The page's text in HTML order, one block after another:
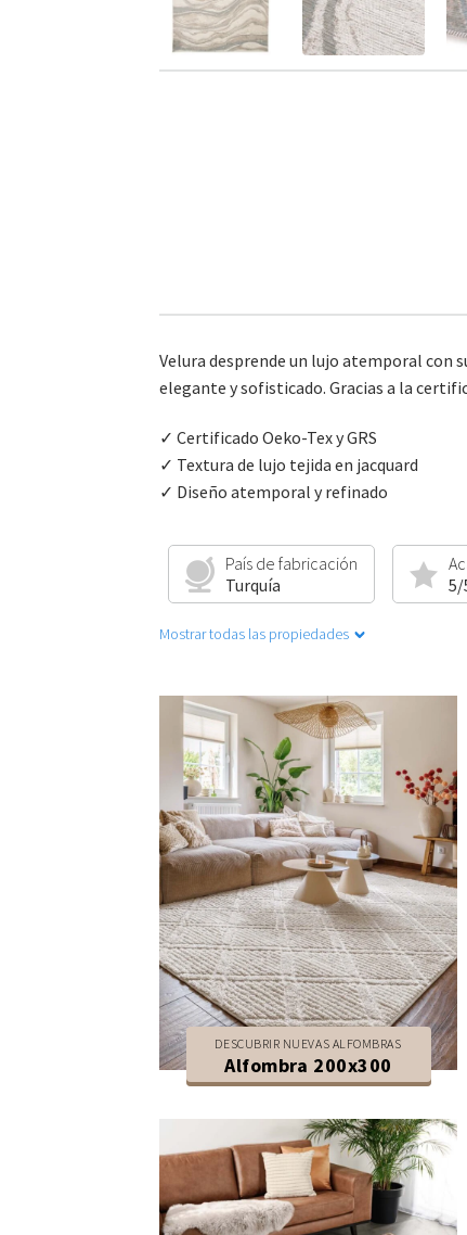
Velura desprende un lujo atemporal con
elegante y sofisticado. Gracias a la
✓ Certificado Oeko-Tex y GRS
✓ Textura de lujo tejida en jacquard
✓ Diseño atemporal y refinado
País de fabricación
Turquía
5/
Mostrar todas las propiedades
DESCUBRIR NUEVAS ALFOMBRAS
Alfombra 200x300